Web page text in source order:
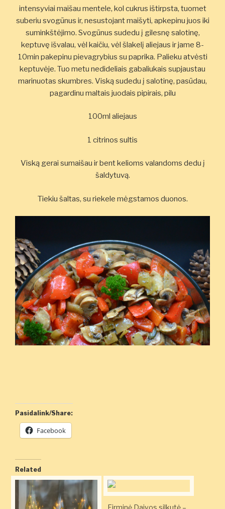
intensyviai maišau mentele, kol cukrus ištirpsta, tuomet
suberiu svogūnus ir, nesustojant maišyti, apkepinu juos iki
suminkštėjimo. Svogūnus sudedu į gilesnę salotinę,
keptuvę išvalau, vėl kaičiu, vėl šlakelį aliejaus ir jame 8-
10min pakepinu pievagrybius su paprika. Palieku atvėsti
keptuvėje. Tuo metu nedideliais gabaliukais supjaustau
marinuotas skumbres. Viską sudedu į salotinę, pasūdau,
pagardinu maltais juodais pipirais, pilu
100ml aliejaus
1 citrinos sultis
Viską gerai sumaišau ir bent kelioms valandoms dedu į
šaldytuvą.
Tiekiu šaltas, su riekele mėgstamos duonos.
Pasidalink/Share:
Facebook
Related